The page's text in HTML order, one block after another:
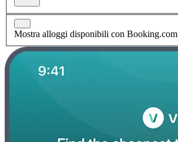
Mostra alloggi disponibili con Booking.com